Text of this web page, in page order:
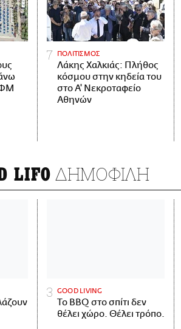
ΠΟΛΙΤΙΣΜΟΣ
Λάκης Χαλκιάς: Πλήθος
κόσμου στην κηδεία του
στο Α' Νεκροταφείο
Αθηνών
LIFO ΔΗΜΟΦΙΛΗ
GOOD LIVING
Το BBQ στο σπίτι δεν
θέλει χώρο. Θέλει τρόπο.